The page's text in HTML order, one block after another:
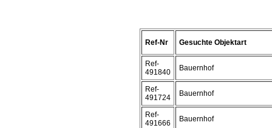
Ref-Nr Gesuchte Objektart
Ref-
491840
Bauernhof
Ref-
491724
Bauernhof
Ref-
491666
Bauernhof